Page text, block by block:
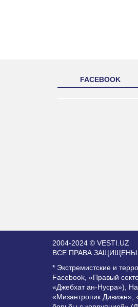
FACEBOOK
2004-2024 © VESTI.UZ
ВСЕ ПРАВА ЗАЩИЩЕНЫ
* Экстремистские и
Facebook, «Правый
«Джебхат ан-Нусра»),
«Мизантропик Дивижн»,